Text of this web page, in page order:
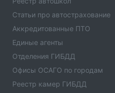
Оператор техосмотра
Оператор техосмотра
оператора, статус
Оператор техосмотра
Информация об операторе
Оператор техосмотра
Статьи про автострахование
Аккредитованные ПТО
Единые агенты
Отделения ГИБДД
Офисы ОСАГО по городам
Реестр камер ГИБДД